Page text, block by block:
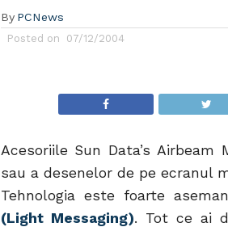
By PCNews
Posted on 07/12/2004
Acesoriile Sun Data’s
sau a desenelor de pe ecranul
Tehnologia este foarte
(Light Messaging). Tot ce ai